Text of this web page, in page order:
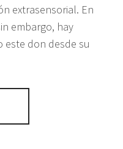
extrasensorial. En
embargo, hay
este don desde su